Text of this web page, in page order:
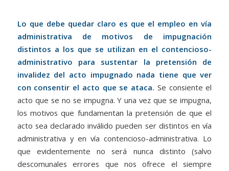
Lo que debe quedar claro es que el empleo en vía
administrativa de motivos de impugnación
distintos a los que se utilizan en el contencioso-
administrativo para sustentar la pretensión de
invalidez del acto impugnado nada tiene que ver
con consentir el acto que se ataca. Se consiente el
acto que se no se impugna. Y una vez que se impugna,
los motivos que fundamentan la pretensión de que el
acto sea declarado inválido pueden ser distintos en vía
administrativa y en vía contencioso-administrativa. Lo
que evidentemente no será nunca distinto (salvo
descomunales errores que nos ofrece el siempre